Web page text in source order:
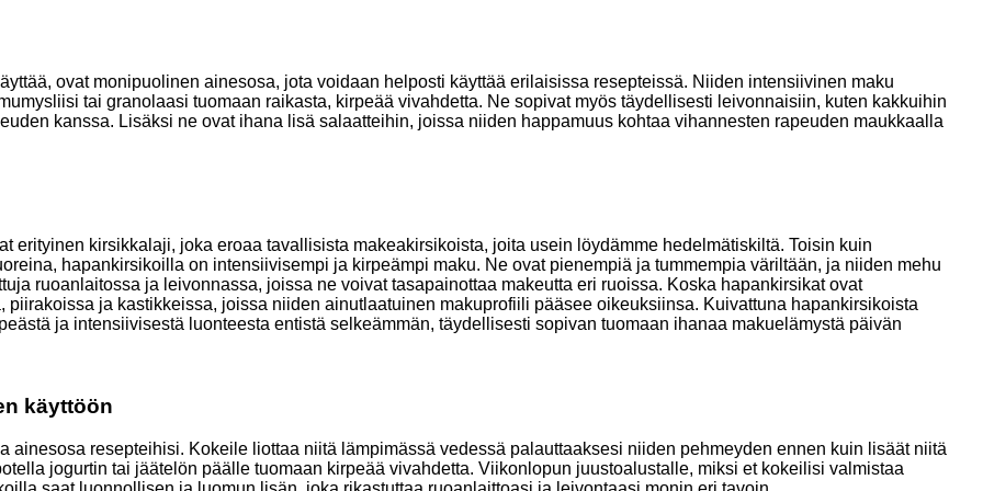
ovat monipuolinen ainesosa, jota voidaan helposti käyttää erilaisissa resepteissä. Niiden intensiivinen maku
tai granolaasi tuomaan raikasta, kirpeää vivahdetta. Ne sopivat myös täydellisesti leivonnaisiin, kuten kakkuihin
kanssa. Lisäksi ne ovat ihana lisä salaatteihin, joissa niiden happamuus kohtaa vihannesten rapeuden maukkaalla
erityinen kirsikkalaji, joka eroaa tavallisista makeakirsikoista, joita usein löydämme hedelmätiskiltä. Toisin kuin
hapankirsikoilla on intensiivisempi ja kirpeämpi maku. Ne ovat pienempiä ja tummempia väriltään, ja niiden mehu
ruoanlaitossa ja leivonnassa, joissa ne voivat tasapainottaa makeutta eri ruoissa. Koska hapankirsikat ovat
ja kastikkeissa, joissa niiden ainutlaatuinen makuprofiili pääsee oikeuksiinsa. Kuivattuna hapankirsikoista
ja intensiivisestä luonteesta entistä selkeämmän, täydellisesti sopivan tuomaan ihanaa makuelämystä päivän
käyttöön
ainesosa resepteihisi. Kokeile liottaa niitä lämpimässä vedessä palauttaaksesi niiden pehmeyden ennen kuin lisäät niitä
jogurtin tai jäätelön päälle tuomaan kirpeää vivahdetta. Viikonlopun juustoalustalle, miksi et kokeilisi valmistaa